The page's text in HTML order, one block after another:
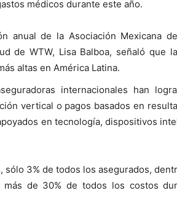
médicos durante este año.
anual de la Asociación Mexicana
de WTW, Lisa Balboa, señaló que
altas en América Latina.
internacionales han
vertical o pagos basados en
en tecnología, dispositivos
sólo 3% de todos los asegurados,
más de 30% de todos los costos